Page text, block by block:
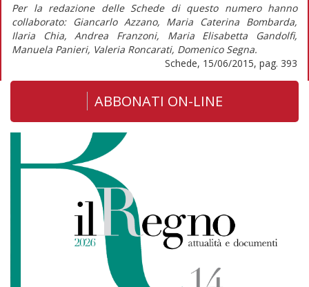
Per la redazione delle Schede di questo numero hanno
collaborato: Giancarlo Azzano, Maria Caterina Bombarda,
Ilaria Chia, Andrea Franzoni, Maria Elisabetta Gandolfi,
Manuela Panieri, Valeria Roncarati, Domenico Segna.
Schede, 15/06/2015, pag. 393
ABBONATI ON-LINE